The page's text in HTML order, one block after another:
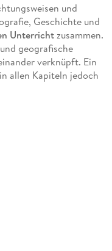
und
Geschichte und
Unterrichtzusammen.
geografische
verknüpft. Ein
allen Kapiteln jedoch
Leitsätze, um die
strukturierte